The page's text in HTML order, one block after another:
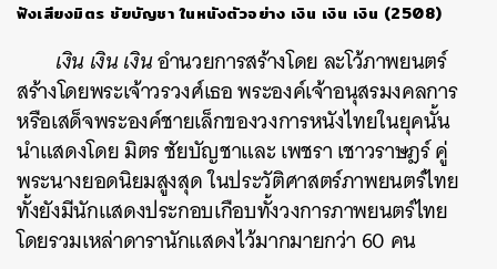
ฟังเสียงมิตร ชัยบัญชา ในหนังตัวอย่าง เงิน เงิน เงิน (2508)
เงิน เงิน เงินอำนวยการสร้างโดย ละโว้ภาพยนตร์
สร้างโดยพระเจ้าวรวงศ์เธอ พระองค์เจ้าอนุสรมงคลการ
หรือเสด็จพระองค์ชายเล็กของวงการหนังไทยในยุคนั้น
นำแสดงโดย มิตร ชัยบัญชาและ เพชรา เชาวราษฎร์ คู่
พระนางยอดนิยมสูงสุด ในประวัติศาสตร์ภาพยนตร์ไทย
ทั้งยังมีนักแสดงประกอบเกือบทั้งวงการภาพยนตร์ไทย
โดยรวมเหล่าดารานักแสดงไว้มากมายกว่า 60 คน